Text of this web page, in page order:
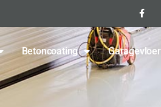
Betoncoating Garagevloer